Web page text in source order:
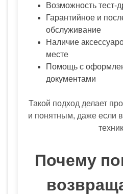
Возможность тест-
Гарантийное и
обслуживание
Наличие
месте
Помощь с
документами
Такой подход делает
и понятным, даже если
Почему